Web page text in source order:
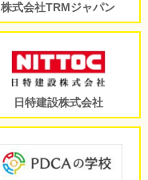
株式会社TRMジャパン
日特建設株式会社